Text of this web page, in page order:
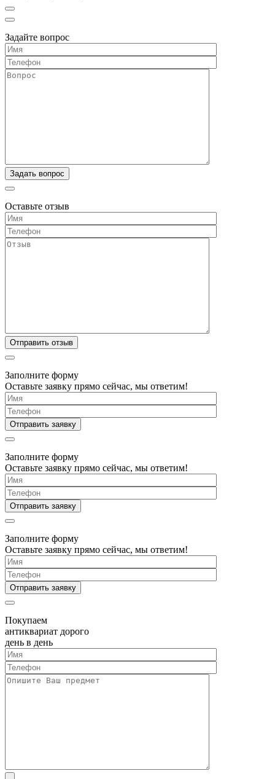
Задайте вопрос
Оставьте отзыв
Заполните форму
Оставьте заявку прямо сейчас, мы ответим!
Заполните форму
Оставьте заявку прямо сейчас, мы ответим!
Заполните форму
Оставьте заявку прямо сейчас, мы ответим!
Покупаем
антиквариат дорого
день в день